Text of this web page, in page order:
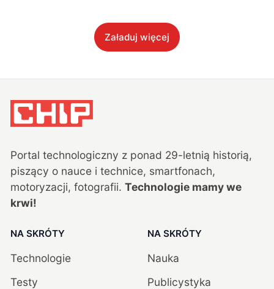
Załaduj więcej
Portal technologiczny z ponad 29-letnią historią,
piszący o nauce i technice, smartfonach,
motoryzacji, fotografii. Technologie mamy we
krwi!
NA SKRÓTY
Technologie
Testy
NA SKRÓTY
Nauka
Publicystyka